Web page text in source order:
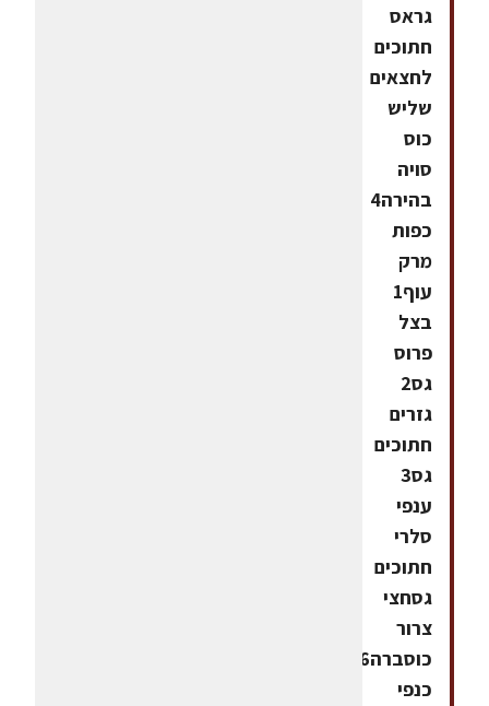
גראס
חתוכים
לחצאים
שליש
כוס
סויה
בהירה4
כפות
מרק
עוף1
בצל
פרוס
גס2
גזרים
חתוכים
גס3
ענפי
סלרי
חתוכים
גסחצי
צרור
כוסברה6
כנפי